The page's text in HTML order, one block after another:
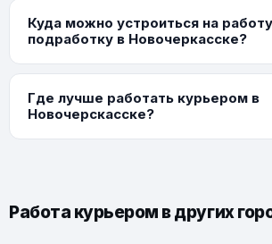
Куда можно устроиться на
подработку в Новочеркасске?
Где лучше работать курьером в
Новочерскасске?
Работа курьером в других